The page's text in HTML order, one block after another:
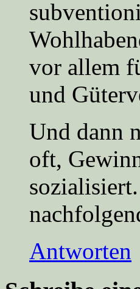
vor allem
und
Und dann
oft,
Antworten